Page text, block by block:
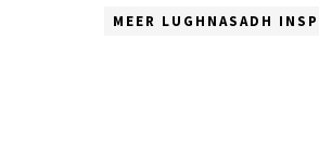
MEER LUGHNASADH